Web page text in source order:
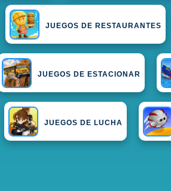
JUEGOS DE RESTAURANTES
JUEGOS DE ESTACIONAR
JUEGOS DE LUCHA